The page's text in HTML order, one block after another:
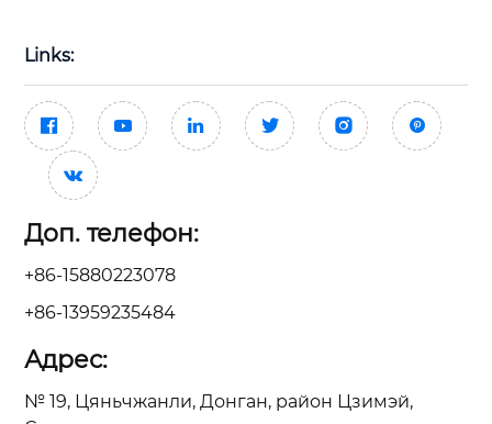
Links:
     

Доп. телефон:
+86-15880223078
+86-13959235484
Адрес:
№ 19, Цяньчжанли, Донган, район Цзимэй,